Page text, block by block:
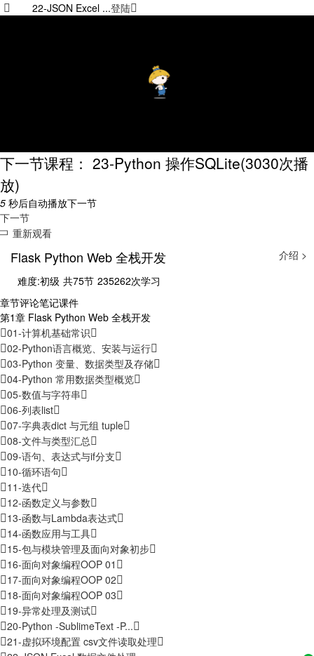
22-JSON Excel ...登陆
下一节课程： 23-Python 操作SQLite(3030次播
放)
5 秒后自动播放下一节
下一节
重新观看
介绍 >
Flask Python Web 全栈开发
难度:初级 共75节 235262次学习
章节评论笔记课件
第1章 Flask Python Web 全栈开发
01-计算机基础常识
02-Python语言概览、安装与运行
03-Python 变量、数据类型及存储
04-Python 常用数据类型概览
05-数值与字符串
06-列表list
07-字典表dict 与元组 tuple
08-文件与类型汇总
09-语句、表达式与if分支
10-循环语句
11-迭代
12-函数定义与参数
13-函数与Lambda表达式
14-函数应用与工具
15-包与模块管理及面向对象初步
16-面向对象编程OOP 01
17-面向对象编程OOP 02
18-面向对象编程OOP 03
19-异常处理及测试
20-Python -SublimeText -P...
21-虚拟环境配置 csv文件读取处理